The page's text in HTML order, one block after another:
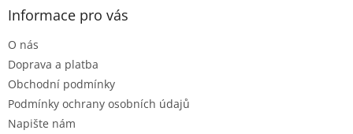
Informace pro vás
O nás
Doprava a platba
Obchodní podmínky
Podmínky ochrany osobních údajů
Napište nám